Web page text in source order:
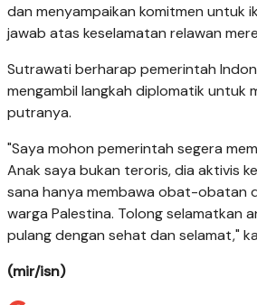
dan menyampaikan komitmen untuk
jawab atas keselamatan relawan
Sutrawati berharap pemerintah
mengambil langkah diplomatik untuk
putranya.
"Saya mohon pemerintah segera
Anak saya bukan teroris, dia aktivis
sana hanya membawa obat-obatan
warga Palestina. Tolong selamatkan
pulang dengan sehat dan selamat,"
(mir/isn)